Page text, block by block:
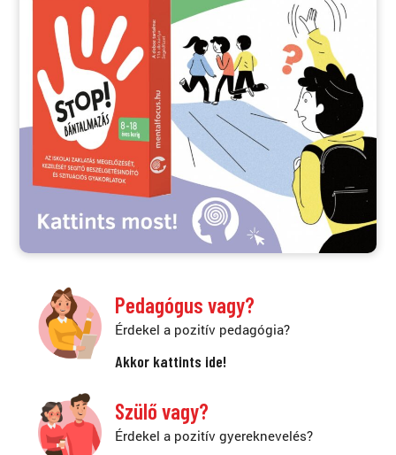
Pedagógus vagy?
Érdekel a pozitív pedagógia?
Akkor kattints ide!
Szülő vagy?
Érdekel a pozitív gyereknevelés?